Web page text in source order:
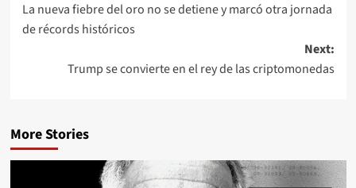
La nueva fiebre del oro no se detiene y marcó otra jornada
de récords históricos
Next:
Trump se convierte en el rey de las criptomonedas
More Stories